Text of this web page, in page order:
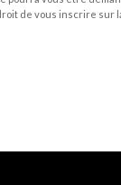
de vous inscrire